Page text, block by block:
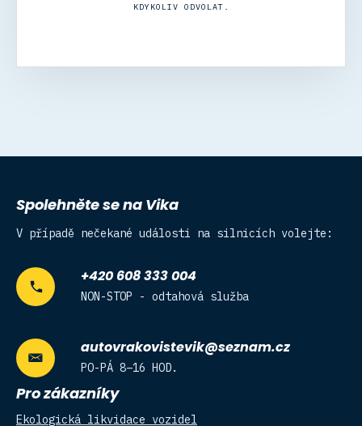
KDYKOLIV ODVOLAT.
Spolehněte se na Vika
V případě nečekané události na silnicích volejte:
+420 608 333 004
NON-STOP - odtahová služba
autovrakovistevik@seznam.cz
PO-PÁ 8–16 HOD.
Pro zákazníky
Ekologická likvidace vozidel